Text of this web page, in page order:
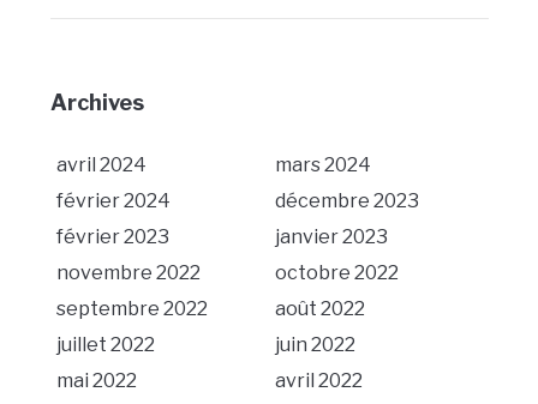
Archives
avril 2024
mars 2024
février 2024
décembre 2023
février 2023
janvier 2023
novembre 2022
octobre 2022
septembre 2022
août 2022
juillet 2022
juin 2022
mai 2022
avril 2022